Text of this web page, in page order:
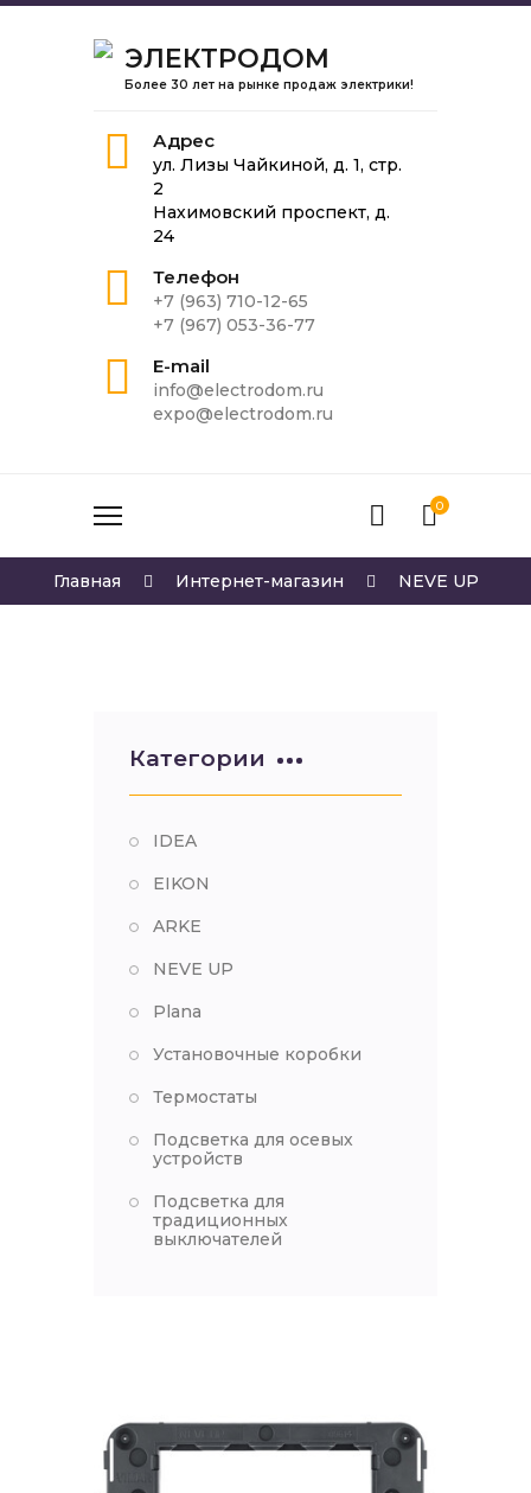
ЭЛЕКТРОДОМ
Более 30 лет на рынке продаж электрики!
Адрес
ул. Лизы Чайкиной, д. 1, стр.
2
Нахимовский проспект, д.
24
Телефон
+7 (963) 710-12-65
+7 (967) 053-36-77
E-mail
info@electrodom.ru
expo@electrodom.ru
0
Главная Интернет-магазин NEVE UP
Категории
IDEA
EIKON
ARKE
NEVE UP
Plana
Установочные коробки
Термостаты
Подсветка для осевых
устройств
Подсветка для
традиционных
выключателей